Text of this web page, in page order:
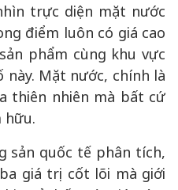
trực diện mặt nước
điểm luôn có giá cao
phẩm cùng khu vực
này. Mặt nước, chính là
thiên nhiên mà bất cứ
hữu.
sản quốc tế phân tích,
giá trị cốt lõi mà giới